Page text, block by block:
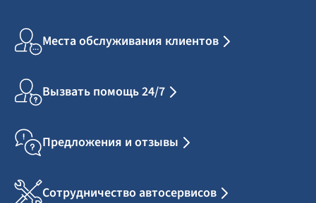
Места обслуживания клиентов
Вызвать помощь 24/7
Предложения и отзывы
Сотрудничество автосервисов